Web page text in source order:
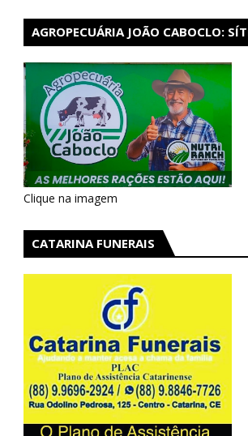
AGROPECUÁRIA JOÃO CABOCLO:
Clique na imagem
CATARINA FUNERAIS